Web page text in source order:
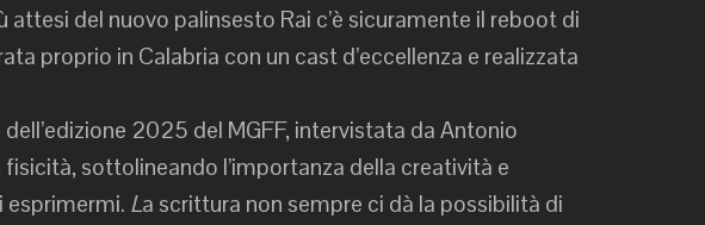
attesi del nuovo palinsesto Rai c’è sicuramente il reboot di
proprio in Calabria con un cast d’eccellenza e realizzata
2025 del MGFF, intervistata da Antonio
sottolineando l’importanza della creatività e
esprimermi. La scrittura non sempre ci dà la possibilità di